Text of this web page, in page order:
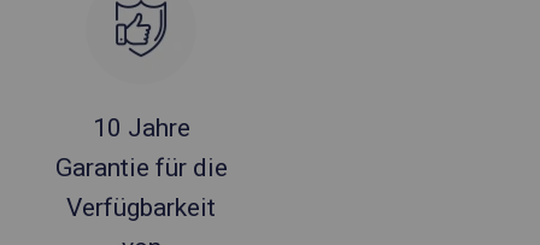
10 Jahre
Garantie für die
Verfügbarkeit